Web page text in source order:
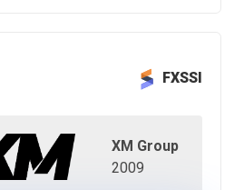
FXSSI
XM Group
2009